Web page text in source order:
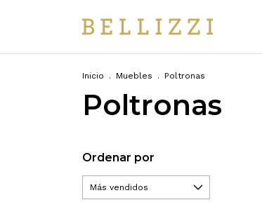
Inicio . Muebles . Poltronas
Poltronas
Ordenar por